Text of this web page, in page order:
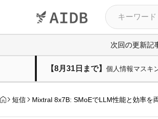
次回の更新記
【8月31日まで】 個人情報マスキ
短信 Mixtral 8x7B: SMoEでLLM性能と効率を